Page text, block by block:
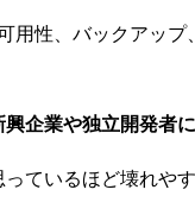
用性、バックアッ
興企業や独立開発者
ているほど壊れやす